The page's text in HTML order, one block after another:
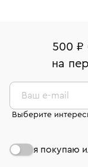
500 ₽
на
Ваш e-mail
Выберите
я покупаю